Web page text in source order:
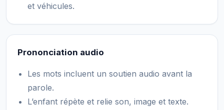
et véhicules.
Prononciation audio
Les mots incluent un soutien audio avant la
parole.
L’enfant répète et relie son, image et texte.